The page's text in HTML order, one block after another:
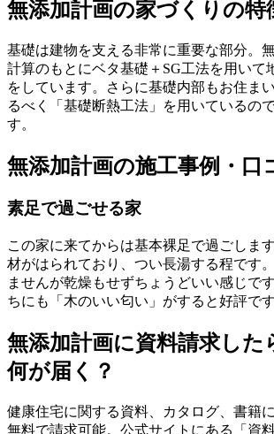
無添加計画の家づくりの特
基礎は建物を支える非常に重要な部分。
計算のもとにベタ基礎＋SG工法を用いて
をしています。さらに基礎内部もお住ま
るべく「基礎断熱工法」を用いているの
す。
無添加計画の施工事例・口
素足で過ごせる家
この家に来てからは基本裸足で過ごしま
材がはられており、つい長湯する程です
ませんが乾燥もせずちょうどいい感じで
ちにも「木のいい匂い」がすると好評です
無添加計画に資料請求した
何が届く？
健康住宅に関する資料、カタログ、書籍
無料で請求可能。公式サイトにある「資